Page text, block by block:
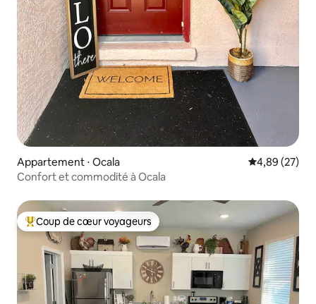
Appartement ⋅ Ocala Évaluation
4,89 (27)
Confort et commodité à Ocala
Coups de cœur voyageurs les plus appréciés
Coup de cœur voyageurs